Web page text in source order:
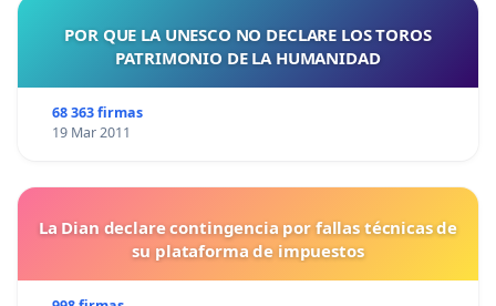
POR QUE LA UNESCO NO DECLARE LOS TOROS
PATRIMONIO DE LA HUMANIDAD
68 363 firmas
19 Mar 2011
La Dian declare contingencia por fallas técnicas de
su plataforma de impuestos